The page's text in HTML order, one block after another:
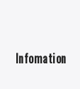
Infomation